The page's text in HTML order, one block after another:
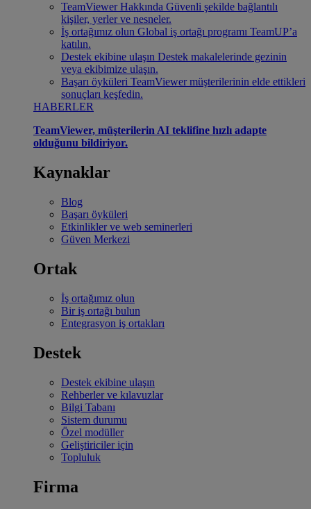
TeamViewer Hakkında Güvenli şekilde bağlantılı
kişiler, yerler ve nesneler.
İş ortağımız olun Global iş ortağı programı TeamUP’a
katılın.
Destek ekibine ulaşın Destek makalelerinde gezinin
veya ekibimize ulaşın.
Başarı öyküleri TeamViewer müşterilerinin elde ettikleri
sonuçları keşfedin.
HABERLER
TeamViewer, müşterilerin AI teklifine hızlı adapte
olduğunu bildiriyor.
Kaynaklar
Blog
Başarı öyküleri
Etkinlikler ve web seminerleri
Güven Merkezi
Ortak
İş ortağımız olun
Bir iş ortağı bulun
Entegrasyon iş ortakları
Destek
Destek ekibine ulaşın
Rehberler ve kılavuzlar
Bilgi Tabanı
Sistem durumu
Özel modüller
Geliştiriciler için
Topluluk
Firma